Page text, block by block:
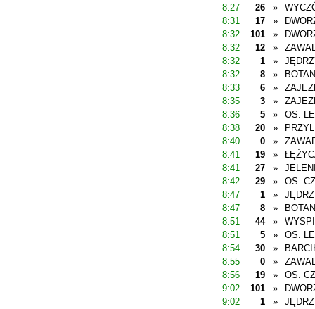
8:27
26 »
8:31
17 »
8:32
101 »
8:32
12 »
8:32
1 »
8:32
8 »
8:33
6 »
8:35
3 »
8:36
5 »
OS.
8:38
20 »
8:40
0 »
8:41
19 »
8:41
27 »
8:42
29 »
OS.
8:47
1 »
8:47
8 »
8:51
44 »
8:51
5 »
OS.
8:54
30 »
8:55
0 »
8:56
19 »
OS.
9:02
101 »
9:02
1 »